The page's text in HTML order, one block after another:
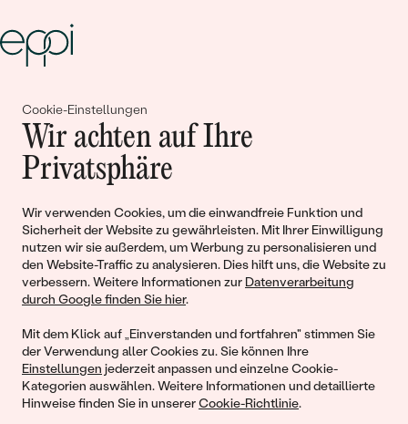
Cookie-Einstellungen
Wir achten auf Ihre
Privatsphäre
Wir verwenden Cookies, um die einwandfreie Funktion und
Sicherheit der Website zu gewährleisten. Mit Ihrer Einwilligung
nutzen wir sie außerdem, um Werbung zu personalisieren und
den Website-Traffic zu analysieren. Dies hilft uns, die Website zu
verbessern. Weitere Informationen zur Datenverarbeitung
durch Google finden Sie hier.
Mit dem Klick auf „Einverstanden und fortfahren" stimmen Sie
der Verwendung aller Cookies zu. Sie können Ihre
Einstellungen jederzeit anpassen und einzelne Cookie-
Kategorien auswählen. Weitere Informationen und detaillierte
Hinweise finden Sie in unsererCookie-Richtlinie.
Gemeinsam erschaffen wir
Geschichten von Schönheit und
Liebe
Begleiten Sie uns!
© 2011 - 2026, Eppi.de